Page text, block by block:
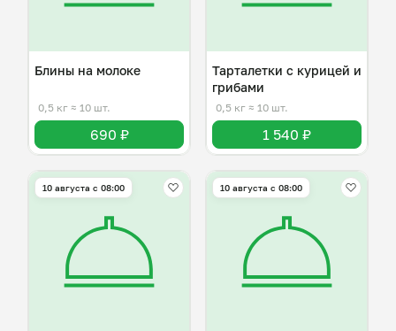
Блины на молоке
0,5 кг ≈ 10 шт.
690 ₽
Тарталетки с курицей и
грибами
0,5 кг ≈ 10 шт.
1 540 ₽
10 августа с 08:00 10 августа с 08:00